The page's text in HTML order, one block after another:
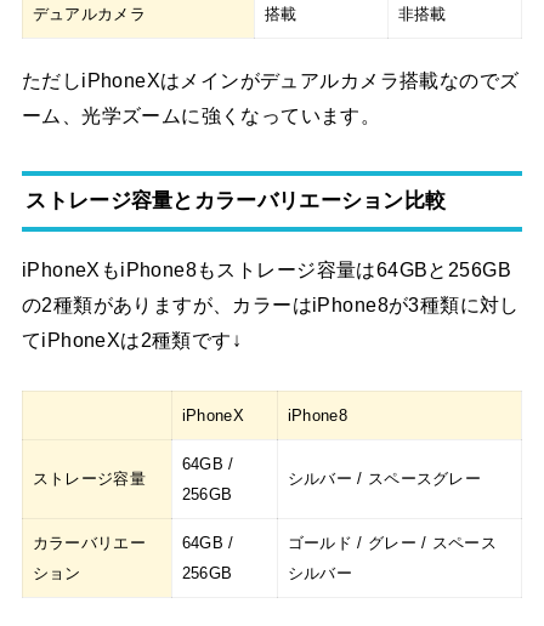
デュアルカメラ 搭載 非搭載
ただしiPhoneXはメインがデュアルカメラ搭載なのでズ
ーム、光学ズームに強くなっています。
ストレージ容量とカラーバリエーション比較
iPhoneXもiPhone8もストレージ容量は64GBと256GB
の2種類がありますが、カラーはiPhone8が3種類に対し
てiPhoneXは2種類です↓
iPhoneX iPhone8
ストレージ容量
64GB /
256GB
シルバー / スペースグレー
カラーバリエー
ション
64GB /
256GB
ゴールド / グレー / スペース
シルバー